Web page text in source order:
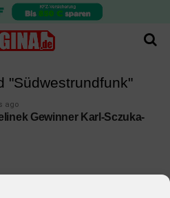
"Südwestrundfunk"
ago
Gewinner Karl-Sczuka-